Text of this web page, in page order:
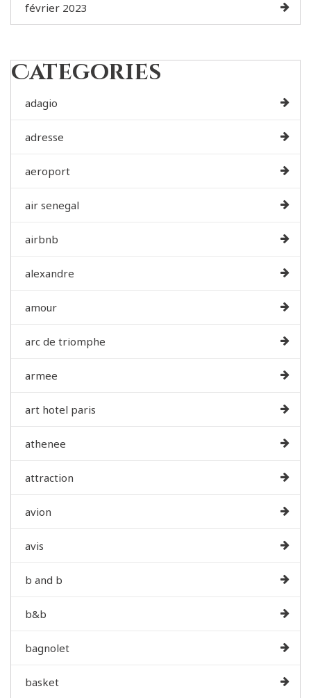
février 2023
Categories
adagio
adresse
aeroport
air senegal
airbnb
alexandre
amour
arc de triomphe
armee
art hotel paris
athenee
attraction
avion
avis
b and b
b&b
bagnolet
basket